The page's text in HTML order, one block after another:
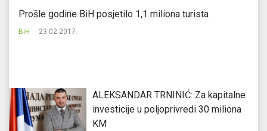
Prošle godine BiH posjetilo 1,1 miliona turista
BiH 23.02.2017.
ALEKSANDAR TRNINIĆ: Za kapitalne
investicije u poljoprivredi 30 miliona
KM